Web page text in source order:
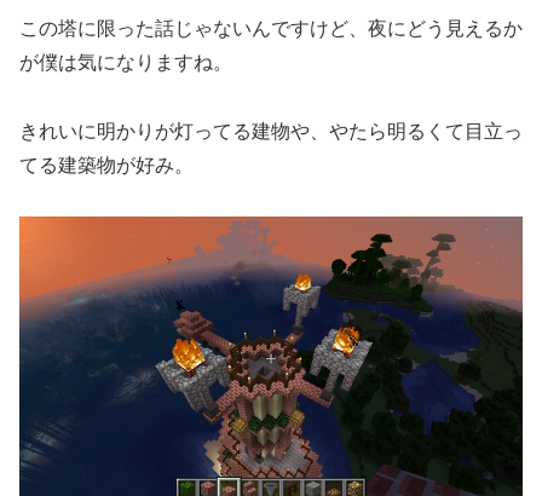
この塔に限った話じゃないんですけど、夜にどう見えるか
が僕は気になりますね。
きれいに明かりが灯ってる建物や、やたら明るくて目立っ
てる建築物が好み。